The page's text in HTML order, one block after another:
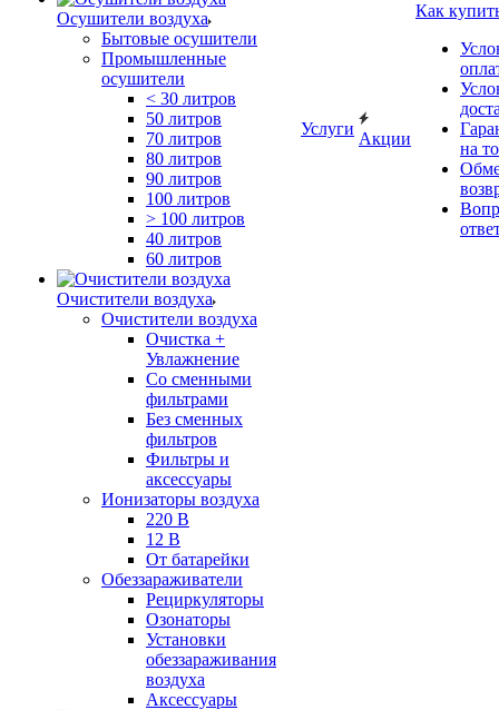
Осушители воздуха
Бытовые осушители
Промышленные
осушители
< 30 литров
50 литров
70 литров
80 литров
90 литров
100 литров
> 100 литров
40 литров
60 литров
Очистители воздуха
Очистители воздуха
Очистка +
Увлажнение
Cо сменными
фильтрами
Без сменных
фильтров
Фильтры и
аксессуары
Ионизаторы воздуха
220 В
12 В
От батарейки
Обеззараживатели
Рециркуляторы
Озонаторы
Установки
обеззараживания
воздуха
Аксессуары
Услуги
Акции
Как
на